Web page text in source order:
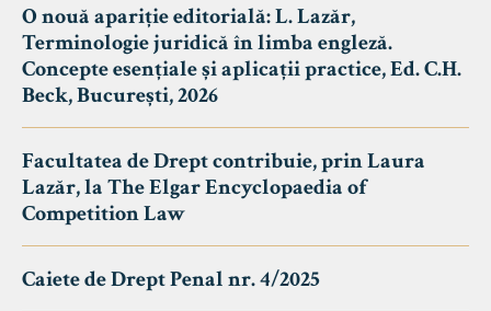
O nouă apariție editorială: L. Lazăr,
Terminologie juridică în limba engleză.
Concepte esențiale și aplicații practice, Ed. C.H.
Beck, București, 2026
Facultatea de Drept contribuie, prin Laura
Lazăr, la The Elgar Encyclopaedia of
Competition Law
Caiete de Drept Penal nr. 4/2025